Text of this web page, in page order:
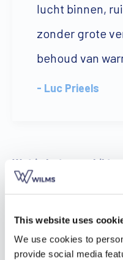
This website uses
We use cookies to
provide social media
lucht binnen,
zonder grote
behoud van
- Luc Prieels
Wat is het verschil
decentrale ventilatie?
Wat is het verschil
A, B, C en D?